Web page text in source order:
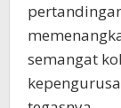
semangat